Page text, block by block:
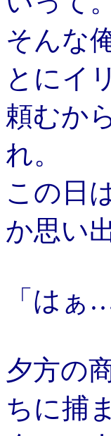
そんな
とにイ
頼むか
れ。
この日
か思い
「は
夕方の
ちに捕